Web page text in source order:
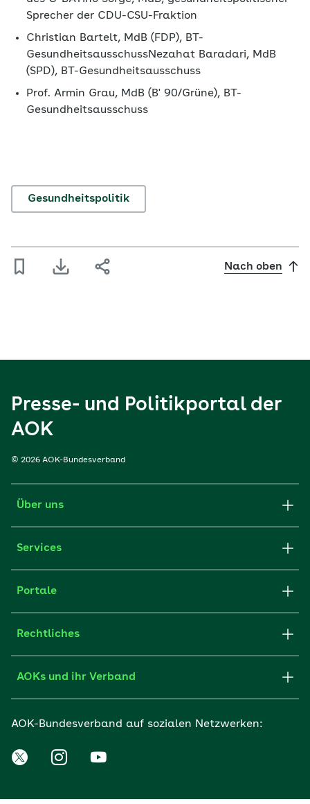
Sprecher der CDU-CSU-Fraktion
Christian Bartelt, MdB (FDP), BT-
GesundheitsausschussNezahat Baradari, MdB
(SPD), BT-Gesundheitsausschuss
Prof. Armin Grau, MdB (B' 90/Grüne), BT-
Gesundheitsausschuss
Gesundheitspolitik
Nach oben
Presse- und Politikportal der
AOK
© 2026 AOK-Bundesverband
Über uns
Services
Portale
Rechtliches
AOKs und ihr Verband
AOK-Bundesverband auf sozialen Netzwerken: